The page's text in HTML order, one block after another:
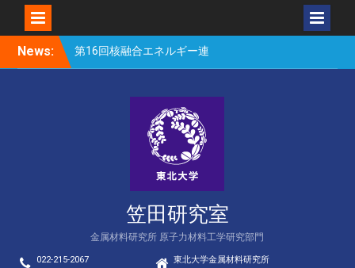
News:
第16回核融合エネルギー連
合講演会（笠田、Park、
村、Lee、He、Bae）
楽しい理科のはなし（仙台
市立松森小学校）
第16回核融合エネルギー連
合講演会若手優秀発表賞
笠田研究室
金属材料研究所 原子力材料工学研究部門
022-215-2067
東北大学金属材料研究所